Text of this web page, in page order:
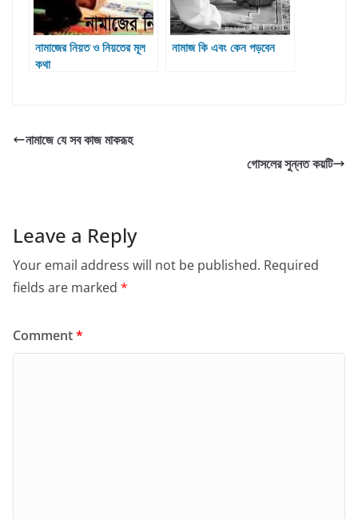
নামাজের নিয়ত ও নিয়তের মূল
কথা
নামাজ কি এবং কেন পড়বেন
নামাজে যে সব কাজ মাকরূহ
গোসলের সুন্নত কয়টি
Leave a Reply
Your email address will not be published. Required
fields are marked *
Comment*